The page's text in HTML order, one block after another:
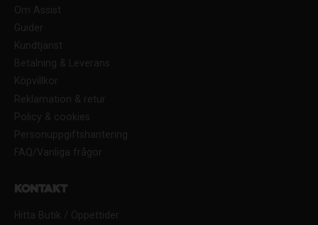
Om Assist
Guider
Kundtjänst
Betalning & Leverans
Köpvillkor
Reklamation & retur
Policy & cookies
Personuppgiftshantering
FAQ/Vanliga frågor
Kontakt
Hitta Butik / Öppettider